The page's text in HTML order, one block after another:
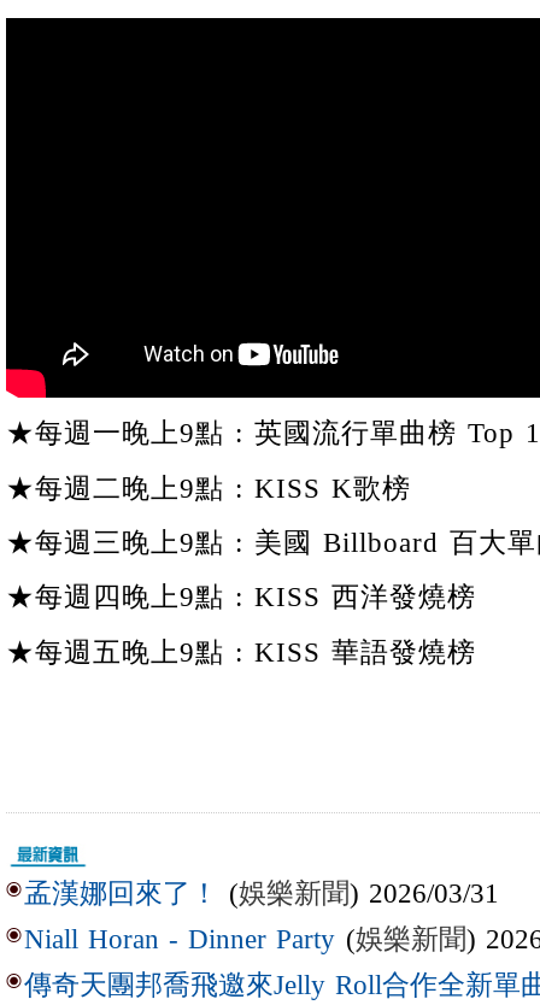
★每週一晚上9點 : 英國流行單曲榜 Top
★每週二晚上9點 : KISS K歌榜
★每週三晚上9點 : 美國 Billboard 百大
★每週四晚上9點 : KISS 西洋發燒榜
★每週五晚上9點 : KISS 華語發燒榜
孟漢娜回來了！ (娛樂新聞) 2026/03/31
Niall Horan - Dinner Party (娛樂新聞)
傳奇天團邦喬飛邀來Jelly Roll合作全新單